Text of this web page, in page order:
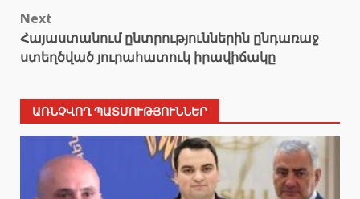
Next
Հայաստանում ընտրություններին ընդառաջ
ստեղծված յուրահատուկ իրավիճակը
ԱՌՆՉՎՈՂ ՊԱՏՄՈՒԹՅՈՒՆՆԵՐ